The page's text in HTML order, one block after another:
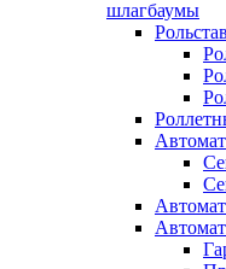
шлагбаумы